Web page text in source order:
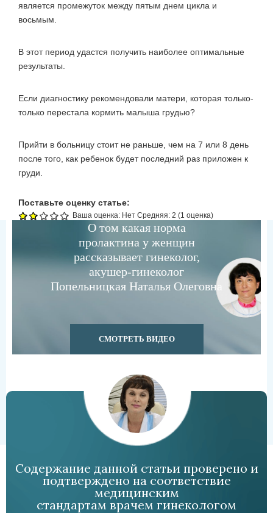
является промежуток между пятым днем цикла и
восьмым.
В этот период удастся получить наиболее оптимальные
результаты.
Если диагностику рекомендовали матери, которая только-
только перестала кормить малыша грудью?
Прийти в больницу стоит не раньше, чем на 7 или 8 день
после того, как ребенок будет последний раз приложен к
груди.
Поставьте оценку статье:
Ваша оценка: Нет Средняя: 2 (1 оценка)
О том какая норма
пролактина у женщин
рассказывает гинеколог,
акушер-гинеколог
Попельницкая Наталья Олеговна
СМОТРЕТЬ ВИДЕО
Содержание данной статьи проверено и
подтверждено на соответствие
медицинским
стандартам врачем гинекологом